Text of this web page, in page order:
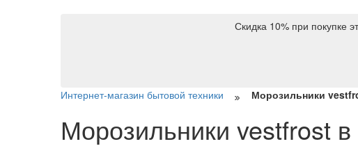
Скидка 10% при покупке
Интернет-магазин бытовой техники Морозильники
Морозильники vestfrost